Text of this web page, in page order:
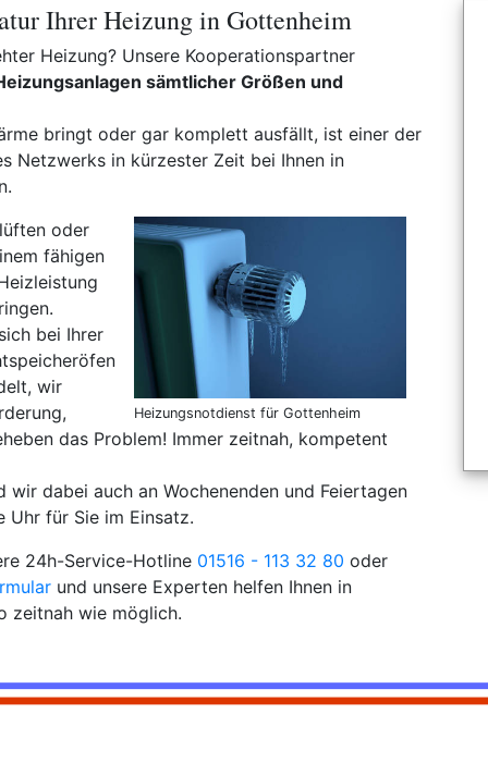
Ihrer Heizung in Gottenheim
Heizung? Unsere Kooperationspartner
sämtlicher Größen und
bringt oder gar komplett ausfällt, ist einer der
Netzwerks in kürzester Zeit bei Ihnen in
Heizungsnotdienst für Gottenheim
oder
fähigen
bei Ihrer
wir
das Problem! Immer zeitnah, kompetent
wir dabei auch an Wochenenden und Feiertagen
Uhr für Sie im Einsatz.
24h-Service-Hotline 01516 - 113 32 80 oder
und unsere Experten helfen Ihnen in
zeitnah wie möglich.